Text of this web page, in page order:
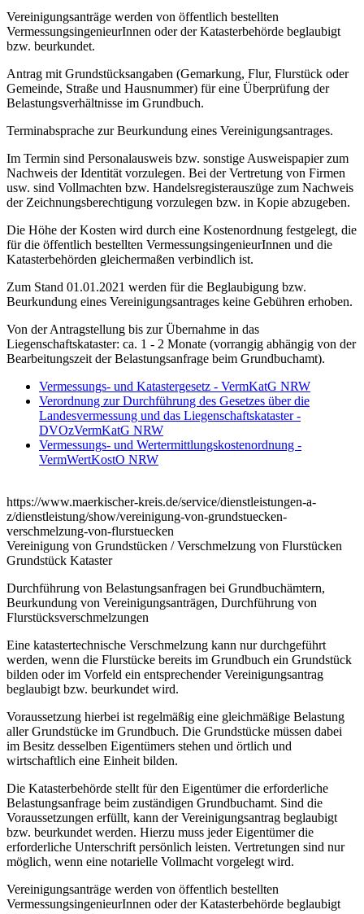
Vereinigungsanträge werden von öffentlich bestellten
VermessungsingenieurInnen oder der Katasterbehörde beglaubigt
bzw. beurkundet.
Antrag mit Grundstücksangaben (Gemarkung, Flur, Flurstück oder
Gemeinde, Straße und Hausnummer) für eine Überprüfung der
Belastungsverhältnisse im Grundbuch.
Terminabsprache zur Beurkundung eines Vereinigungsantrages.
Im Termin sind Personalausweis bzw. sonstige Ausweispapier zum
Nachweis der Identität vorzulegen. Bei der Vertretung von Firmen
usw. sind Vollmachten bzw. Handelsregisterauszüge zum Nachweis
der Zeichnungsberechtigung vorzulegen bzw. in Kopie abzugeben.
Die Höhe der Kosten wird durch eine Kostenordnung festgelegt, die
für die öffentlich bestellten VermessungsingenieurInnen und die
Katasterbehörden gleichermaßen verbindlich ist.
Zum Stand 01.01.2021 werden für die Beglaubigung bzw.
Beurkundung eines Vereinigungsantrages keine Gebühren erhoben.
Von der Antragstellung bis zur Übernahme in das
Liegenschaftskataster: ca. 1 - 2 Monate (vorrangig abhängig von der
Bearbeitungszeit der Belastungsanfrage beim Grundbuchamt).
Vermessungs- und Katastergesetz - VermKatG NRW
Verordnung zur Durchführung des Gesetzes über die
Landesvermessung und das Liegenschaftskataster -
DVOzVermKatG NRW
Vermessungs- und Wertermittlungskostenordnung -
VermWertKostO NRW
https://www.maerkischer-kreis.de/service/dienstleistungen-a-
z/dienstleistung/show/vereinigung-von-grundstuecken-
verschmelzung-von-flurstuecken
Vereinigung von Grundstücken / Verschmelzung von Flurstücken
Grundstück Kataster
Durchführung von Belastungsanfragen bei Grundbuchämtern,
Beurkundung von Vereinigungsanträgen, Durchführung von
Flurstücksverschmelzungen
Eine katastertechnische Verschmelzung kann nur durchgeführt
werden, wenn die Flurstücke bereits im Grundbuch ein Grundstück
bilden oder im Vorfeld ein entsprechender Vereinigungsantrag
beglaubigt bzw. beurkundet wird.
Voraussetzung hierbei ist regelmäßig eine gleichmäßige Belastung
aller Grundstücke im Grundbuch. Die Grundstücke müssen dabei
im Besitz desselben Eigentümers stehen und örtlich und
wirtschaftlich eine Einheit bilden.
Die Katasterbehörde stellt für den Eigentümer die erforderliche
Belastungsanfrage beim zuständigen Grundbuchamt. Sind die
Voraussetzungen erfüllt, kann der Vereinigungsantrag beglaubigt
bzw. beurkundet werden. Hierzu muss jeder Eigentümer die
erforderliche Unterschrift persönlich leisten. Vertretungen sind nur
möglich, wenn eine notarielle Vollmacht vorgelegt wird.
Vereinigungsanträge werden von öffentlich bestellten
VermessungsingenieurInnen oder der Katasterbehörde beglaubigt